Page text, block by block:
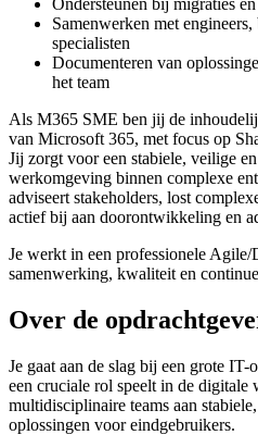
Ondersteunen bij migraties
Samenwerken met
specialisten
Documenteren van
het team
Als M365 SME ben jij de
van Microsoft 365, met focus op
Jij zorgt voor een stabiele, veilige
werkomgeving binnen complexe
adviseert stakeholders, lost
actief bij aan doorontwikkeling en
Je werkt in een professionele
samenwerking, kwaliteit en
Over de
Je gaat aan de slag bij een grote
een cruciale rol speelt in de digitale
multidisciplinaire teams aan
oplossingen voor eindgebruikers.